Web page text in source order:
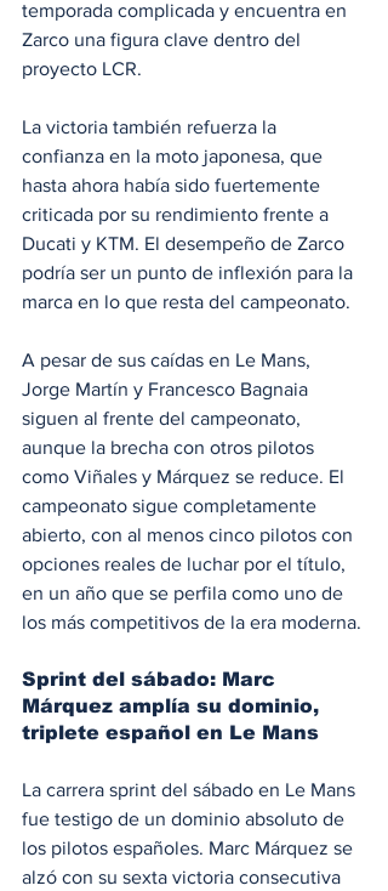
temporada complicada y encuentra en
Zarco una figura clave dentro del
proyecto LCR.
La victoria también refuerza la
confianza en la moto japonesa, que
hasta ahora había sido fuertemente
criticada por su rendimiento frente a
Ducati y KTM. El desempeño de Zarco
podría ser un punto de inflexión para la
marca en lo que resta del campeonato.
A pesar de sus caídas en Le Mans,
Jorge Martín y Francesco Bagnaia
siguen al frente del campeonato,
aunque la brecha con otros pilotos
como Viñales y Márquez se reduce. El
campeonato sigue completamente
abierto, con al menos cinco pilotos con
opciones reales de luchar por el título,
en un año que se perfila como uno de
los más competitivos de la era moderna.
Sprint del sábado: Marc
Márquez amplía su dominio,
triplete español en Le Mans
La carrera sprint del sábado en Le Mans
fue testigo de un dominio absoluto de
los pilotos españoles. Marc Márquez se
alzó con su sexta victoria consecutiva